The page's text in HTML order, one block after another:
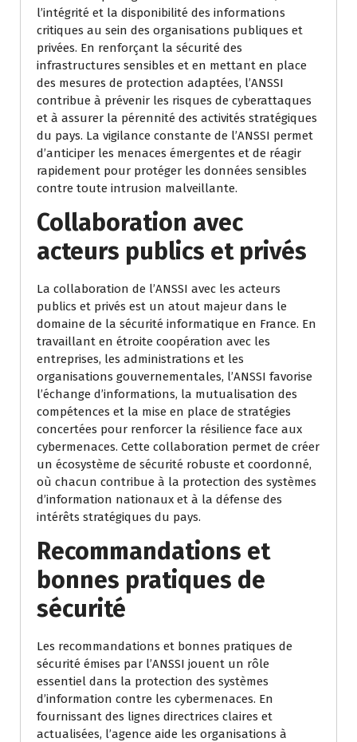
l’intégrité et la disponibilité des informations
critiques au sein des organisations publiques et
privées. En renforçant la sécurité des
infrastructures sensibles et en mettant en place
des mesures de protection adaptées, l’ANSSI
contribue à prévenir les risques de cyberattaques
et à assurer la pérennité des activités stratégiques
du pays. La vigilance constante de l’ANSSI permet
d’anticiper les menaces émergentes et de réagir
rapidement pour protéger les données sensibles
contre toute intrusion malveillante.
Collaboration avec
acteurs publics et privés
La collaboration de l’ANSSI avec les acteurs
publics et privés est un atout majeur dans le
domaine de la sécurité informatique en France. En
travaillant en étroite coopération avec les
entreprises, les administrations et les
organisations gouvernementales, l’ANSSI favorise
l’échange d’informations, la mutualisation des
compétences et la mise en place de stratégies
concertées pour renforcer la résilience face aux
cybermenaces. Cette collaboration permet de créer
un écosystème de sécurité robuste et coordonné,
où chacun contribue à la protection des systèmes
d’information nationaux et à la défense des
intérêts stratégiques du pays.
Recommandations et
bonnes pratiques de
sécurité
Les recommandations et bonnes pratiques de
sécurité émises par l’ANSSI jouent un rôle
essentiel dans la protection des systèmes
d’information contre les cybermenaces. En
fournissant des lignes directrices claires et
actualisées, l’agence aide les organisations à